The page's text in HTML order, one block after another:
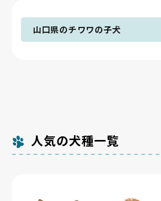
山口県のチワワの子犬
人気の犬種一覧